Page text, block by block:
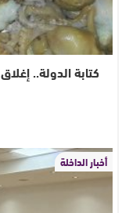
كتابة الدولة..
أخبار الداخلة